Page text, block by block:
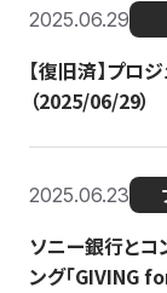
2025.06.29
【復旧済】プロ
（2025/06/29）
2025.06.23
ソニー銀行とコ
ング「GIVING